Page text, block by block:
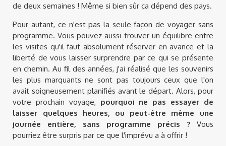
de deux semaines ! Même si bien sûr ça dépend des pays.
Pour autant, ce n'est pas la seule façon de voyager sans
programme. Vous pouvez aussi trouver un équilibre entre
les visites qu'il faut absolument réserver en avance et la
liberté de vous laisser surprendre par ce qui se présente
en chemin. Au fil des années, j'ai réalisé que les souvenirs
les plus marquants ne sont pas toujours ceux que l'on
avait soigneusement planifiés avant le départ. Alors, pour
votre prochain voyage, pourquoi ne pas essayer de
laisser quelques heures, ou peut-être même une
journée entière, sans programme précis ?Vous
pourriez être surpris par ce que l'imprévu a à offrir !